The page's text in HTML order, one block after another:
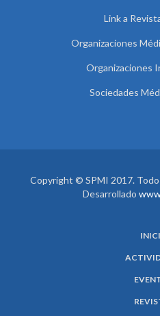
Link a
Organizaciones
Organizaciones
Sociedades
Copyright © SPMI 2017.
Desarrollado